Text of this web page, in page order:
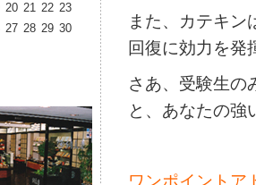
また、カテキン
回復に効力を発
さあ、受験生の
と、あなたの強
ワンポイントア
20 21 22 23
27 28 29 30